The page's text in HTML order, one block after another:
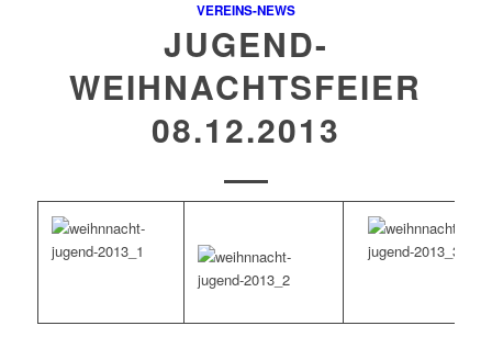
VEREINS-NEWS
JUGEND-
WEIHNACHTSFEIER
08.12.2013